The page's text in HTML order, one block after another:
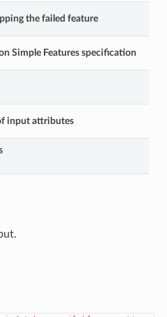
the failed feature
Simple Features specification
input attributes